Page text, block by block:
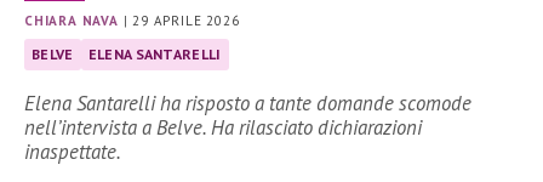
CHIARA NAVA |29 APRILE 2026
BELVE ELENA SANTARELLI
Elena Santarelli ha risposto a tante domande scomode
nell’intervista a Belve. Ha rilasciato dichiarazioni
inaspettate.